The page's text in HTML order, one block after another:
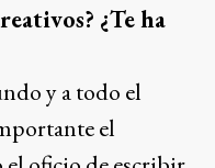
¿Te ha
y a todo el
el